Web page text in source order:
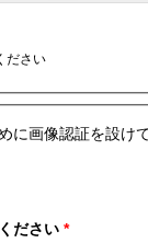
ださい
に画像認証を設け
ださい *